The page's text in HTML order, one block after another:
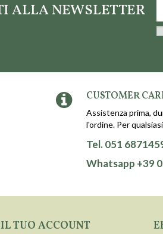
ALLA NEWSLETTER
CUSTOMER
Assistenza prima,
l'ordine. Per
Tel. 051
Whatsapp +39
IL TUO ACCOUNT